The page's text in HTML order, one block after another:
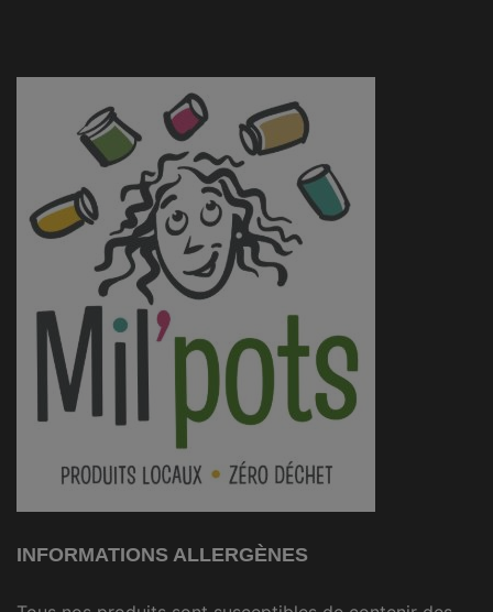
INFORMATIONS ALLERGÈNES